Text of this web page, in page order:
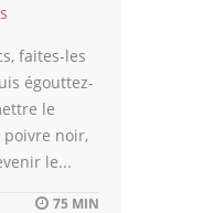
faites-les
égouttez-
le
noir,
le...
75 MIN